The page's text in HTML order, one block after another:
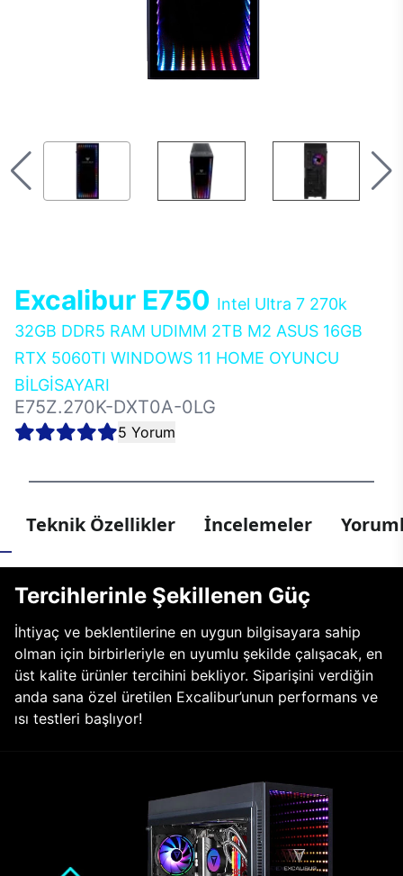
Excalibur E750 Intel Ultra 7 270k
32GB DDR5 RAM UDIMM 2TB M2 ASUS 16GB
RTX 5060TI WINDOWS 11 HOME OYUNCU
BİLGİSAYARI
E75Z.270K-DXT0A-0LG
5 Yorum
Teknik Özellikler İncelemeler
Tercihlerinle Şekillenen Güç
İhtiyaç ve beklentilerine en uygun bilgisayara sahip
olman için birbirleriyle en uyumlu şekilde çalışacak, en
üst kalite ürünler tercihini bekliyor. Siparişini verdiğin
anda sana özel üretilen Excalibur’unun performans ve
ısı testleri başlıyor!